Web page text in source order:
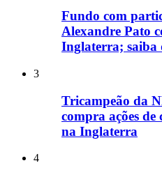
Fundo com
Alexandre Pato
Inglaterra; saiba
3
Tricampeão da
compra ações de
na Inglaterra
4